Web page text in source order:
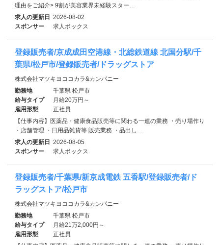
理由をご紹介> 9割が美容業界未経験スター…
求人の更新日 2026-08-02
スポンサー
求人ボックス
登録販売者/京成成田空港線・北総鉄道線 北国分駅/千
葉県/松戸市/登録販売者/ドラッグストア
株式会社マツキヨココカラ&カンパニー
勤務地
千葉県 松戸市
給与タイプ
月給20万円～
雇用形態
正社員
【仕事内容】医薬品・健康食品販売等に関わる一連の業務 ・売り場作り
・店舗管理 ・日用品雑貨等 販売業務 ・品出し…
求人の更新日 2026-08-05
スポンサー
求人ボックス
登録販売者/千葉県/新京成電鉄 五香駅/登録販売者/ド
ラッグストア/松戸市
株式会社マツキヨココカラ&カンパニー
勤務地
千葉県 松戸市
給与タイプ
月給21万2,000円～
雇用形態
正社員